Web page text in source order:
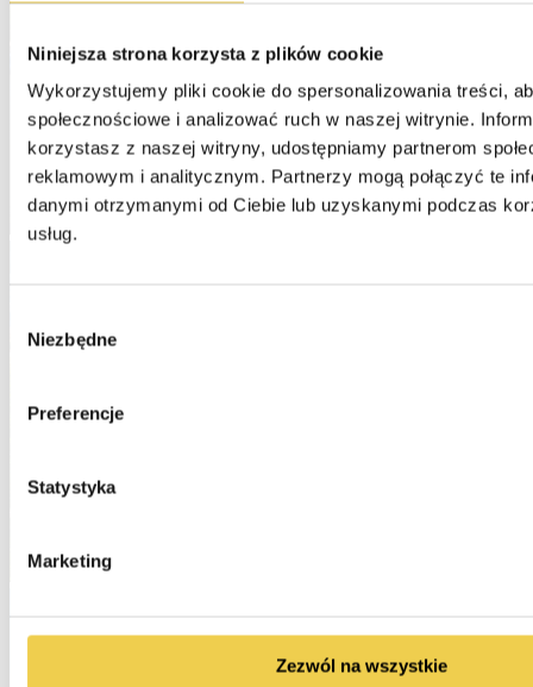
Niniejsza strona korzysta z plików cookie
Wykorzystujemy pliki cookie do spersonalizowania treści,
społecznościowe i analizować ruch w naszej witrynie.
korzystasz z naszej witryny, udostępniamy partnerom
reklamowym i analitycznym. Partnerzy mogą połączyć te
danymi otrzymanymi od Ciebie lub uzyskanymi podczas
usług.
zgody
Niezbędne
Preferencje
Statystyka
Marketing
Zezwól na wszystkie